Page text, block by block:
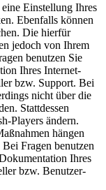
Einstellung Ihres
Ebenfalls können
Die hierfür
jedoch von Ihrem
benutzen Sie
Ihres Internet-
bzw. Support. Bei
nicht über die
Stattdessen
Players ändern.
hängen
Fragen benutzen
Ihres
bzw. Benutzer-